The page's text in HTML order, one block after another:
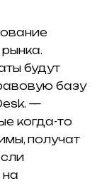
будут
базу
—
когда-то
получат
на